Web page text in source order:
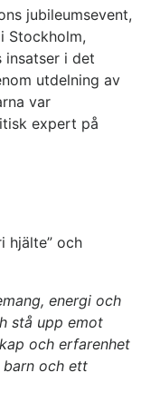
jubileumsevent,
Stockholm,
insatser i det
utdelning av
var
expert på
hjälte” och
energi och
stå upp emot
och erfarenhet
och ett